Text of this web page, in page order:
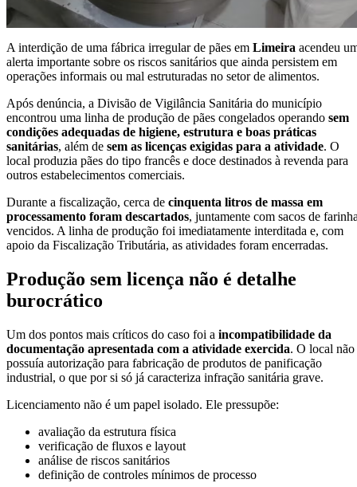
A interdição de uma fábrica irregular de pães em Limeira acendeu
alerta importante sobre os riscos sanitários que ainda persistem em
operações informais ou mal estruturadas no setor de alimentos.
Após denúncia, a Divisão de Vigilância Sanitária do município
encontrou uma linha de produção de pães congelados operando sem
condições adequadas de higiene, estrutura e boas práticas
sanitárias, além de sem as licenças exigidas para a atividade. O
local produzia pães do tipo francês e doce destinados à revenda para
outros estabelecimentos comerciais.
Durante a fiscalização, cerca de cinquenta litros de massa em
processamento foram descartados, juntamente com sacos de
vencidos. A linha de produção foi imediatamente interditada e, com
apoio da Fiscalização Tributária, as atividades foram encerradas.
Produção sem licença não é detalhe
burocrático
Um dos pontos mais críticos do caso foi a incompatibilidade da
documentação apresentada com a atividade exercida. O local não
possuía autorização para fabricação de produtos de panificação
industrial, o que por si só já caracteriza infração sanitária grave.
Licenciamento não é um papel isolado. Ele pressupõe:
avaliação da estrutura física
verificação de fluxos e layout
análise de riscos sanitários
definição de controles mínimos de processo